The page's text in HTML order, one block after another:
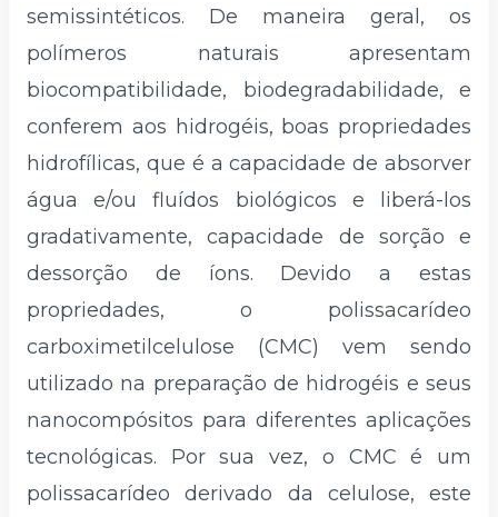
semissintéticos. De maneira geral, os
polímeros naturais apresentam
biocompatibilidade, biodegradabilidade, e
conferem aos hidrogéis, boas propriedades
hidrofílicas, que é a capacidade de absorver
água e/ou fluídos biológicos e liberá-los
gradativamente, capacidade de sorção e
dessorção de íons. Devido a estas
propriedades, o polissacarídeo
carboximetilcelulose (CMC) vem sendo
utilizado na preparação de hidrogéis e seus
nanocompósitos para diferentes aplicações
tecnológicas. Por sua vez, o CMC é um
polissacarídeo derivado da celulose, este